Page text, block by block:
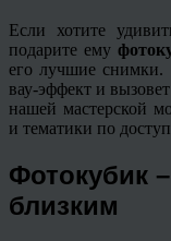
Если хотите
подарите ему
его лучшие снимки.
вау-эффект и
нашей мастерской
и тематики по
Фотокубик
близким